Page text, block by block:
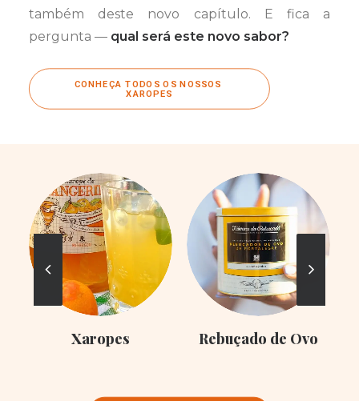
também deste novo capítulo. E fica a
pergunta — qual será este novo sabor?
CONHEÇA TODOS OS NOSSOS
XAROPES
Xaropes Rebuçado de Ovo